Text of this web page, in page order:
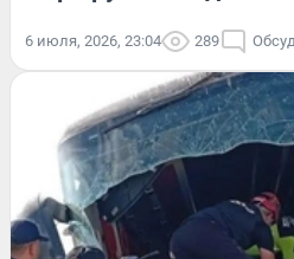
6 июля, 2026, 23:04 289